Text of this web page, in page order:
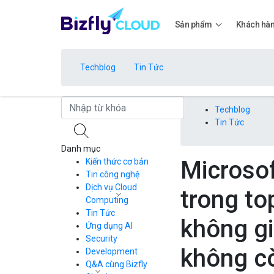
Sản phẩm
Bảng giá
Bảng giá
Khách
Techblog Tin Tức
Techblog
Tin Tức
trong
không
không
Danh mục
Kiến thức cơ bản
Tin công nghệ
Dịch vụ Cloud
Computing
Cloud Server
CDN
Load Balancer
Auto Scaling
Container Registry
Tin Tức
Ứng dụng AI
Security
Development
Q&A cùng Bizfly